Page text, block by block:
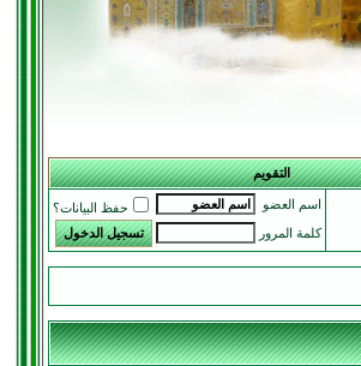
التقويم
اسم العضو
حفظ البيانات؟
كلمة المرور